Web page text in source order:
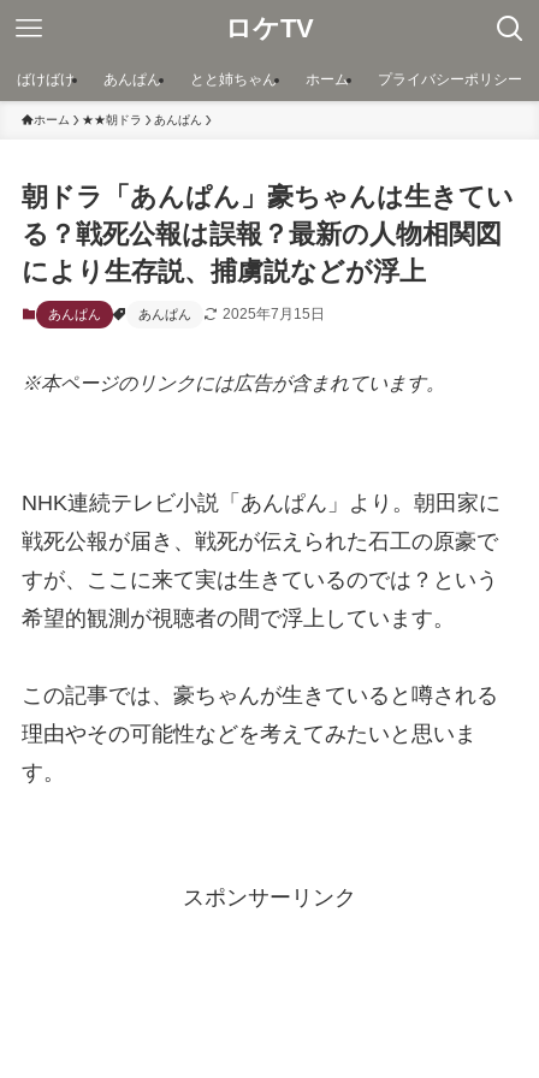
ロケTV
ばけばけ あんぱん とと姉ちゃん ホーム プライバシーポリシー
ホーム ★★朝ドラ あんぱん
朝ドラ「あんぱん」豪ちゃんは生きてい
る？戦死公報は誤報？最新の人物相関図
により生存説、捕虜説などが浮上
あんぱん あんぱん 2025年7月15日
※本ページのリンクには広告が含まれています。
NHK連続テレビ小説「あんぱん」より。朝田家に
戦死公報が届き、戦死が伝えられた石工の原豪で
すが、ここに来て実は生きているのでは？という
希望的観測が視聴者の間で浮上しています。
この記事では、豪ちゃんが生きていると噂される
理由やその可能性などを考えてみたいと思いま
す。
スポンサーリンク